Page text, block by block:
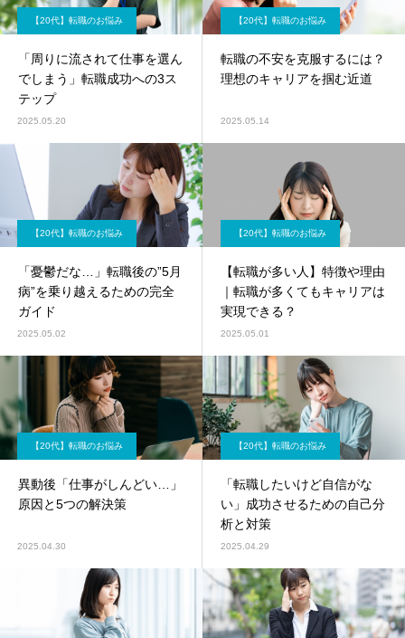
【20代】転職のお悩み
「周りに流されて仕事を選ん
でしまう」転職成功への3ス
テップ
2025.05.20
【20代】転職のお悩み
転職の不安を克服するには？
理想のキャリアを掴む近道
2025.05.14
【20代】転職のお悩み
「憂鬱だな…」転職後の”5月
病”を乗り越えるための完全
ガイド
2025.05.02
【20代】転職のお悩み
【転職が多い人】特徴や理由
｜転職が多くてもキャリアは
実現できる？
2025.05.01
【20代】転職のお悩み
異動後「仕事がしんどい…」
原因と5つの解決策
2025.04.30
【20代】転職のお悩み
「転職したいけど自信がな
い」成功させるための自己分
析と対策
2025.04.29